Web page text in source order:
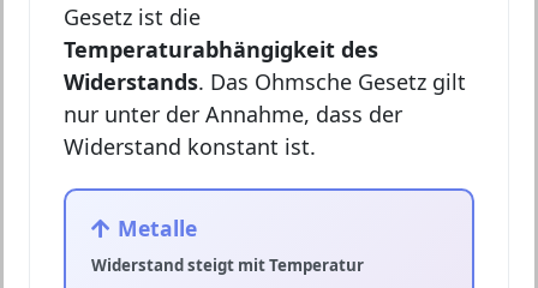
Gesetz ist die
Temperaturabhängigkeit des
Widerstands. Das Ohmsche Gesetz gilt
nur unter der Annahme, dass der
Widerstand konstant ist.
Metalle
Widerstand steigt mit Temperatur